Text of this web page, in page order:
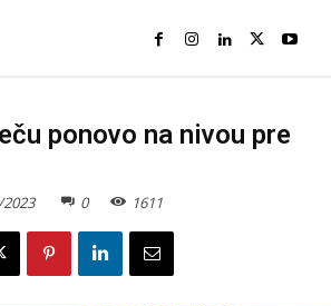
ponovo na nivou pre
0 1611